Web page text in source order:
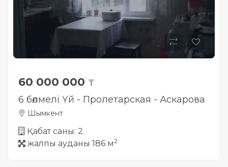
60 000 000 ₸
6 бөлмелі Үй - Пролетарская - Аскарова
Шымкент
Қабат саны: 2
жалпы ауданы 186 м2